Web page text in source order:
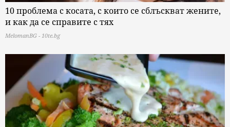
10 проблема с косата, с които се сблъскват жените,
и как да се справите с тях
MelomanBG - 10te.bg